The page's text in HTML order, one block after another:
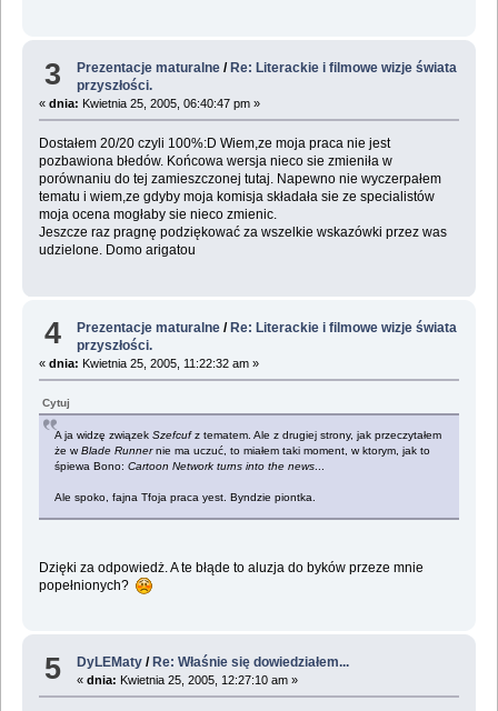
3 Prezentacje maturalne / Re: Literackie i filmowe wizje świata
przyszłości.
« dnia: Kwietnia 25, 2005, 06:40:47 pm »
Dostałem 20/20 czyli 100%:D Wiem,ze moja praca nie jest
pozbawiona błedów. Końcowa wersja nieco sie zmieniła w
porównaniu do tej zamieszczonej tutaj. Napewno nie wyczerpałem
tematu i wiem,ze gdyby moja komisja składała sie ze specialistów
moja ocena mogłaby sie nieco zmienic.
Jeszcze raz pragnę podziękować za wszelkie wskazówki przez was
udzielone. Domo arigatou
4 Prezentacje maturalne /Re: Literackie i filmowe wizje świata
przyszłości.
« dnia: Kwietnia 25, 2005, 11:22:32 am »
Cytuj
A ja widzę związek Szefcufz tematem. Ale z drugiej strony, jak przeczytałem
że wBlade Runnernie ma uczuć, to miałem taki moment, w ktorym, jak to
śpiewa Bono: Cartoon Network turns into the news...
Ale spoko, fajna Tfoja praca yest. Byndzie piontka.
Dzięki za odpowiedż. A te błąde to aluzja do byków przeze mnie
popełnionych?
5 DyLEMaty / Re: Właśnie się dowiedziałem...
«dnia: Kwietnia 25, 2005, 12:27:10 am »